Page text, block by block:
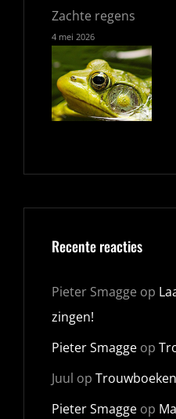
Zachte regens
4 mei 2026
Recente reacties
Pieter Smagge op
zingen!
Pieter Smagge op
Juul op Trouwboeken
Pieter Smagge op